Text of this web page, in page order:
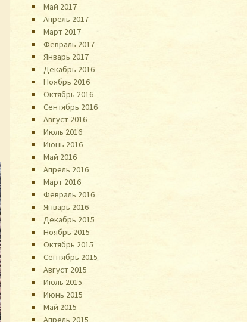
Май 2017
Апрель 2017
Март 2017
Февраль 2017
Январь 2017
Декабрь 2016
Ноябрь 2016
Октябрь 2016
Сентябрь 2016
Август 2016
Июль 2016
Июнь 2016
Май 2016
Апрель 2016
Март 2016
Февраль 2016
Январь 2016
Декабрь 2015
Ноябрь 2015
Октябрь 2015
Сентябрь 2015
Август 2015
Июль 2015
Июнь 2015
Май 2015
Апрель 2015